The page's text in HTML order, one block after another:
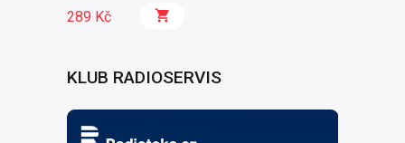
289 Kč
KLUB RADIOSERVIS